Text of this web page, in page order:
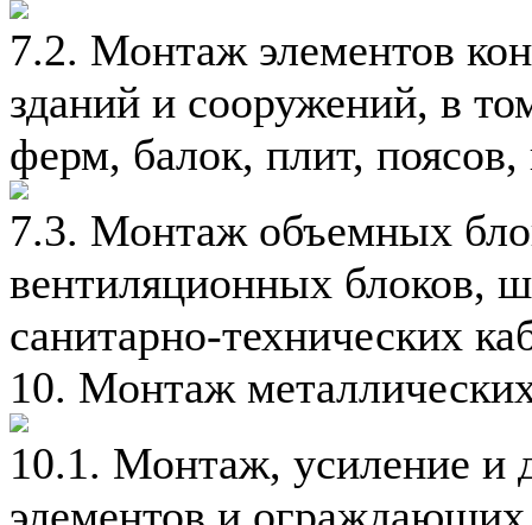
7.2. Монтаж элементов
зданий и сооружений, в
ферм, балок, плит, поясов,
7.3. Монтаж объемных
вентиляционных блоков,
санитарно-технических
10. Монтаж
10.1. Монтаж, усиление и